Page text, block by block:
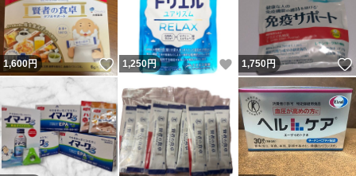
1,600円 いいね！
1,250円 いいね！
1,750円